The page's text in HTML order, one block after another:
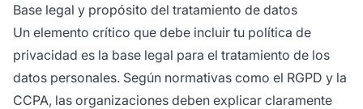
Base legal y propósito del tratamiento de datos
Un elemento crítico que debe incluir tu política de
privacidad es la base legal para el tratamiento de los
datos personales. Según normativas como el RGPD y la
CCPA, las organizaciones deben explicar claramente